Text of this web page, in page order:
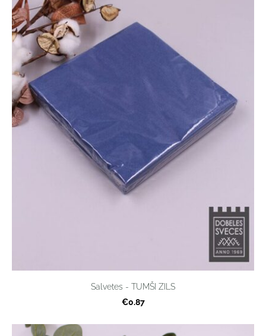
Salvetes - TUMŠI ZILS
€0.87